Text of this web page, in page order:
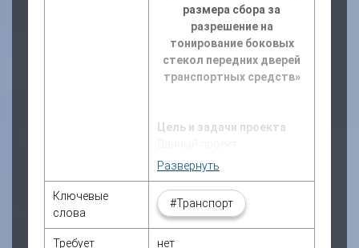
размера сбора за
разрешение на
тонирование боковых
стекол передних дверей
транспортных средств»
Цель и задачи проекта
постановления
созданияблагоприятных
условий для граждан при
получении разрешений
натонирование боковых
Развернуть
Ключевые
слова
#Транспорт
Требует
нет